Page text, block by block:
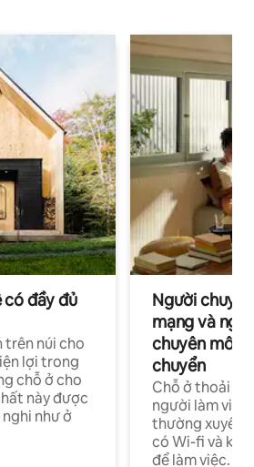
có đầy đủ
trên núi cho
lợi trong
chỗ ở cho
này được
như ở
Người
mạng và
chuyên môn
chuyển
Chỗ ở thoải
người làm việc
thường xuyên
có Wi-fi và
để làm việc.